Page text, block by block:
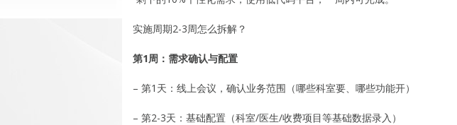
实施周期2-3周怎么拆解？
第1周：需求确认与配置
– 第1天：线上会议，确认业务范围（哪些科室要、哪些功能开）
– 第2-3天：基础配置（科室/医生/收费项目等基础数据录入）